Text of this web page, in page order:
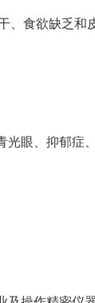
食欲缺乏
眼、抑郁